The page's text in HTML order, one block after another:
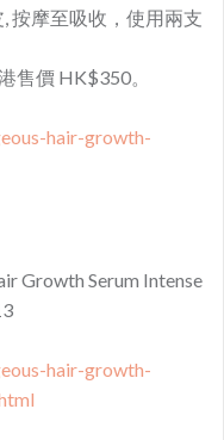
按摩至吸收，使用兩支
售價 HK$350。
hair-growth-
Growth Serum Intense
hair-growth-